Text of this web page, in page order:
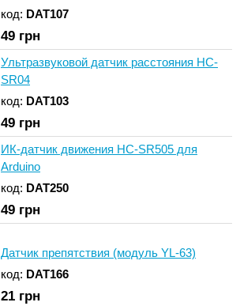
код: DAT107
49 грн
Ультразвуковой датчик расстояния HC-
SR04
код: DAT103
49 грн
ИК-датчик движения HC-SR505 для
Arduino
код: DAT250
49 грн
Датчик препятствия (модуль YL-63)
код: DAT166
21 грн